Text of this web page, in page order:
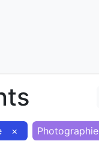
× Photographie